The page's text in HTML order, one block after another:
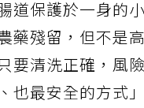
道保護於一身的
藥殘留，但不是
要清洗正確，風
也最安全的方式」